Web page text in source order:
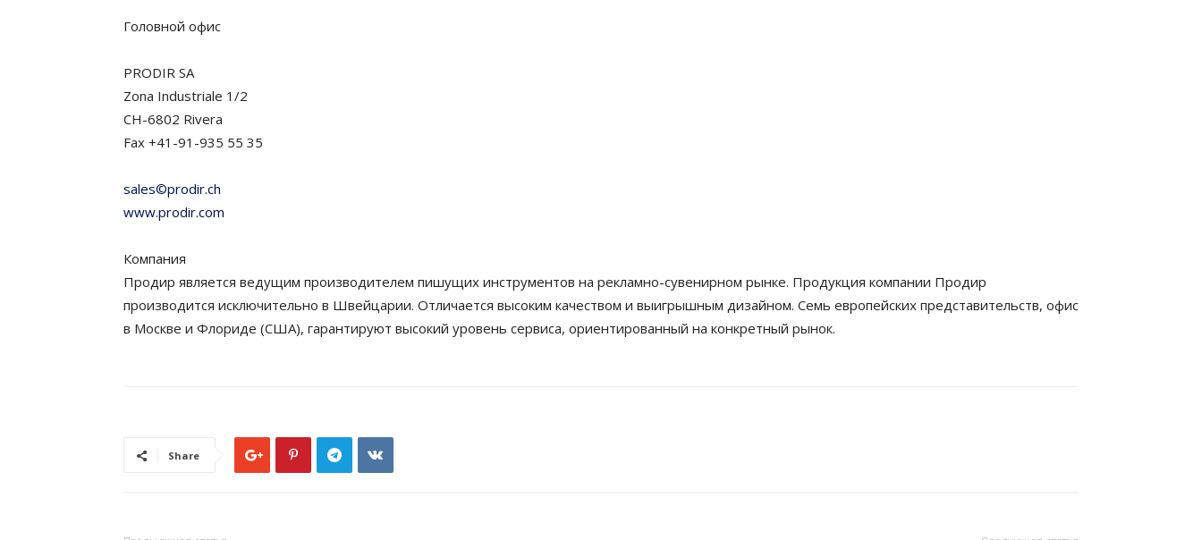
Головной офис
PRODIR SA
Zona Industriale 1/2
CH-6802 Rivera
Fax +41-91-935 55 35
sales©prodir.ch
www.prodir.com
Компания
Продир является ведущим производителем пишущих инструментов на рекламно-сувенирном рынке. Продукция компании Продир
производится исключительно в Швейцарии. Отличается высоким качеством и выигрышным дизайном. Семь европейских представительств, офис
в Москве и Флориде (США), гарантируют высокий уровень сервиса, ориентированный на конкретный рынок.
Share